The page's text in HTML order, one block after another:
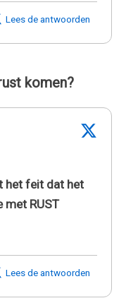
Lees de antwoorden
komen?
het feit dat het
met RUST
Lees de antwoorden